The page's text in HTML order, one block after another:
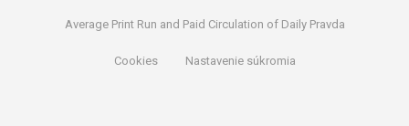
Average Print Run and Paid Circulation of Daily Pravda
Cookies Nastavenie súkromia